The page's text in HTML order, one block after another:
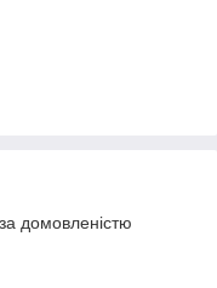
домовленістю